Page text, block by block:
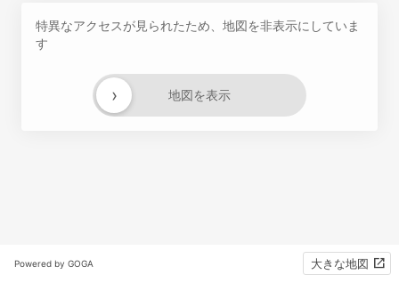
特異なアクセスが見られたため、地図を非表示にしていま
す
地図を表示
›
Powered by GOGA 大きな地図